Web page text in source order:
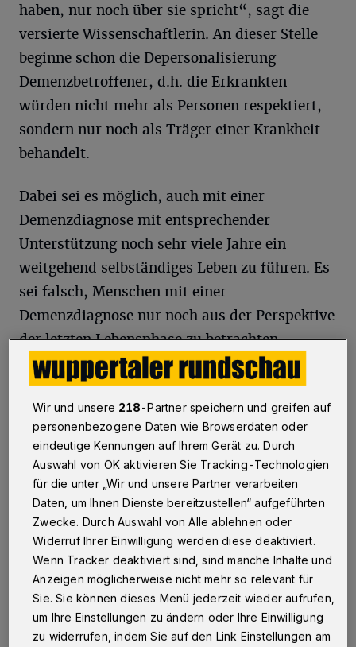
haben, nur noch über sie spricht“, sagt die
versierte Wissenschaftlerin. An dieser Stelle
beginne schon die Depersonalisierung
Demenzbetroffener, d.h. die Erkrankten
würden nicht mehr als Personen respektiert,
sondern nur noch als Träger einer Krankheit
behandelt.
Dabei sei es möglich, auch mit einer
Demenzdiagnose mit entsprechender
Unterstützung noch sehr viele Jahre ein
weitgehend selbständiges Leben zu führen. Es
sei falsch, Menschen mit einer
Demenzdiagnose nur noch aus der Perspektive
der letzten Lebensphase zu betrachten.
Die Gesellschaft stigmatisiere Menschen, mit
Demenz, denn Demenz sei ein Tabuthema.
„Wenn man über Demenz spricht, wird sie als
quantitativ übermächtige, bedrohliche Flut
dargestellt, die über unsere Gesellschaft
strömt. Kaum eine andere Krankheit wird mit
diesem Flutbild assoziiert, einer
Überschwemmung der Gesellschaft mit
demenzkranken Menschen. Es ist ein Angst-
und Abwehrbild.“
Wir und unsere 218-Partner speichern und greifen auf
personenbezogene Daten wie Browserdaten oder
eindeutige Kennungen auf Ihrem Gerät zu. Durch
Auswahl von OK aktivieren Sie Tracking-Technologien
für die unter „Wir und unsere Partner verarbeiten
Daten, um Ihnen Dienste bereitzustellen“ aufgeführten
Zwecke. Durch Auswahl von Alle ablehnen oder
Widerruf Ihrer Einwilligung werden diese deaktiviert.
Wenn Tracker deaktiviert sind, sind manche Inhalte und
Anzeigen möglicherweise nicht mehr so relevant für
Sie. Sie können dieses Menü jederzeit wieder aufrufen,
um Ihre Einstellungen zu ändern oder Ihre Einwilligung
zu widerrufen, indem Sie auf den Link Einstellungen am